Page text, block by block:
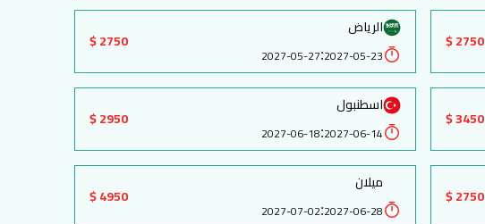
2750 $
الرياض
2027-05-23
:
2027-05-27
2750 $
3450 $
اسطنبول
2027-06-14
:
2027-06-18
2950 $
2750 $
ميلان
2027-06-28
:
2027-07-02
4950 $